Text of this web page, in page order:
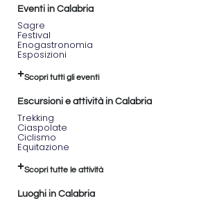
Eventi in Calabria
Sagre
Festival
Enogastronomia
Esposizioni
Scopri tutti gli eventi
Escursioni e attività in Calabria
Trekking
Ciaspolate
Ciclismo
Equitazione
Scopri tutte le attività
Luoghi in Calabria